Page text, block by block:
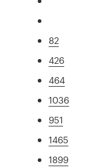
82
426
464
1036
951
1465
1899